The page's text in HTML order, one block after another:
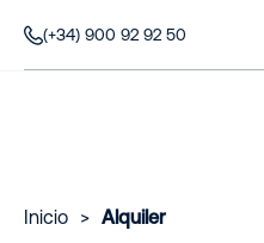
(+34) 900 92 92 50
Inicio > Alquiler